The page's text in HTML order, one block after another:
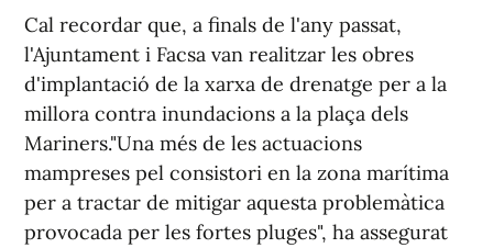
Cal recordar que, a finals de l'any passat,
l'Ajuntament i Facsa van realitzar les obres
d'implantació de la xarxa de drenatge per a la
millora contra inundacions a la plaça dels
Mariners."Una més de les actuacions
mampreses pel consistori en la zona marítima
per a tractar de mitigar aquesta problemàtica
provocada per les fortes pluges", ha assegurat